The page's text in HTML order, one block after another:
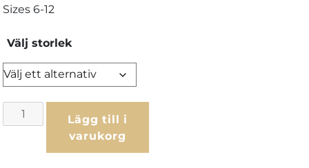
Sizes 6-12
Välj storlek
Crockett
&
Lägg till i
varukorg